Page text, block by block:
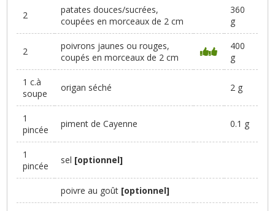
2
patates douces/sucrées,
coupées en morceaux de 2 cm
360
g
2
poivrons jaunes ou rouges,
coupés en morceaux de 2 cm
400
g
1 c.à
soupe
origan séché 2 g
1
pincée
piment de Cayenne 0.1 g
1
pincée
sel [optionnel]
poivre au goût [optionnel]